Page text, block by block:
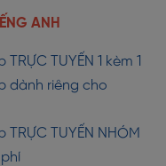
ANH
TUYẾN 1 kèm 1
dành riêng cho
TUYẾN NHÓM